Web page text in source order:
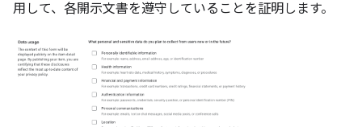
用して、各開示文書を遵守していることを証明します。